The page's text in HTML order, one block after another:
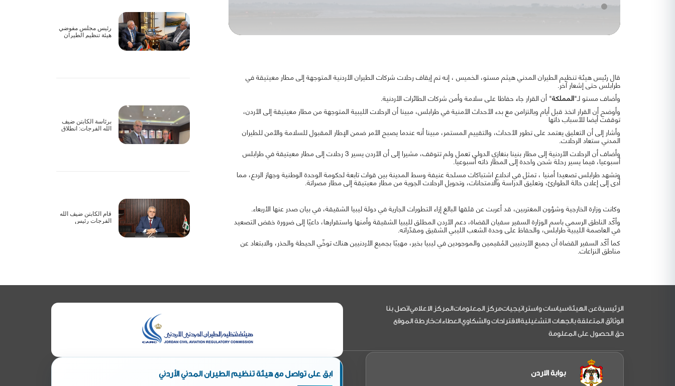
قال رئيس هيئة تنظيم الطيران المدني هيثم مستو، الخميس ، إنه تم إيقاف رحلات شركات الطيران الأردنية المتوجهة إلى مطار معيتيقة في
طرابلس حتى إشعار آخر.
وأضاف مستو لـ"المملكة" أن القرار جاء حفاظا على سلامة وأمن شركات الطائرات الأردنية.
وأوضح أن القرار اتخذ قبل أيام وبالتزامن مع بدء الأحداث الأمنية في طرابلس، مبينا أن الرحلات الليبية المتوجهة من مطار معيتيقة إلى الأردن،
توقفت أيضا للأسباب ذاتها
وأشار إلى أن التعليق يعتمد على تطور الأحداث، والتقييم المستمر، مبينا أنه عندما يصبح الأمر ضمن الإطار المقبول للسلامة والأمن للطيران
المدني ستعاد الرحلات.
وأضاف أن الرحلات الأردنية إلى مطار بنينا بنغازي الدولي تعمل ولم تتوقف، مشيرا إلى أن الأردن يسير 3 رحلات إلى مطار معيتيقة في طرابلس
أسبوعيا، فيما يسير رحلة شحن واحدة إلى المطار ذاته أسبوعيا.
وتشهد طرابلس تصعيدا أمنيا ، تمثل في اندلاع اشتباكات مسلحة عنيفة وسط المدينة بين قوات تابعة لحكومة الوحدة الوطنية وجهاز الردع، مما
أدى إلى إعلان حالة الطوارئ، وتعليق الدراسة والامتحانات، وتحويل الرحلات الجوية من مطار معيتيقة إلى مطار مصراتة.
وكانت وزارة الخارجية وشؤون المغتربين، قد أعربت عن قلقها البالغ إزاء التطورات الجارية في دولة ليبيا الشقيقة، في بيان صدر عنها الأربعاء.
وأكّد الناطق الرسمي باسم الوزارة السفير سفيان القضاة، دعم الأردن المطلق لليبيا الشقيقة وأمنها واستقرارها، داعيًا إلى ضرورة خفض التصعيد
في العاصمة الليبية طرابلس، والحفاظ على وحدة الشعب الليبي الشقيق ومقدّراته.
كما أكّد السفير القضاة أن جميع الأردنيين المُقيمين والموجودين في ليبيا بخير، مهيبًا بجميع الأردنيين هناك توخّي الحيطة والحذر، والابتعاد عن
مناطق النزاعات.
رئيس مجلس مفوضي
هيئة تنظيم الطيران
برئاسة الكابتن ضيف
الله الفرجات: انطلاق
قام الكابتن ضيف الله
الفرجات رئيس
التذييل
الرئيسيةعن الهيئةسياسات واستراتيجياتمركز المعلوماتالمركز الاعلامياتصل بنا
الوثائق المتعلقة بالجهات التشغيليةالاقتراحات والشكاويالعطاءاتخارطة الموقع
حق الحصول على المعلومة
بوابة الاردن ابق على تواصل مع هيئة تنظيم الطيران المدني الأردني